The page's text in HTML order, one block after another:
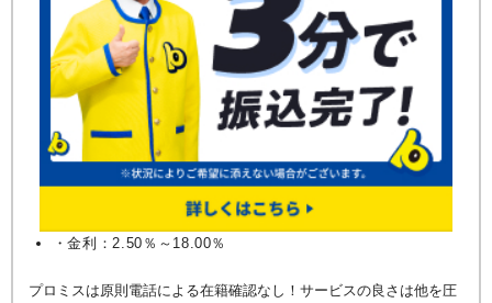
・金利：2.50％～18.00％
プロミスは原則電話による在籍確認なし！サービスの良さは他を圧